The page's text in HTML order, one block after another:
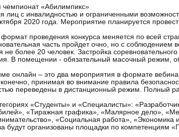
чемпионат «Абилимпикс»
лиц с инвалидностью и ограниченными
2020 года. Мероприятие планируется
проведения конкурса меняется по всей
часть пройдет очно, но с соблюдением
более 20 человек. Застройка соревновательного
В помещении - обязательный масочный режим,
онлайн – это два мероприятия в формате
принимая во внимание правила
переведены в дистанционный режим. Полный
«Студенты» и «Специалисты»:
«Тиражная графика», «Малярное дело»,
«Социальная работа», «Экономика и
будут организованы площадки по компетенциям